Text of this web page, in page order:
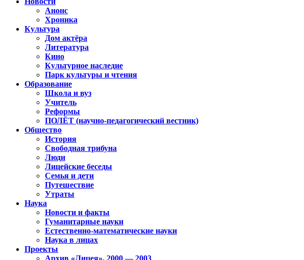
Анонс
Хроника
Культура
Дом актёра
Литература
Кино
Культурное наследие
Парк культуры и чтения
Образование
Школа и вуз
Учитель
Реформы
ПОЛЁТ (научно-педагогический вестник)
Общество
История
Свободная трибуна
Люди
Лицейские беседы
Семья и дети
Путешествие
Утраты
Наука
Новости и факты
Гуманитарные науки
Естественно-математические науки
Наука в лицах
Проекты
Архив «Лицея». 2000 — 2003